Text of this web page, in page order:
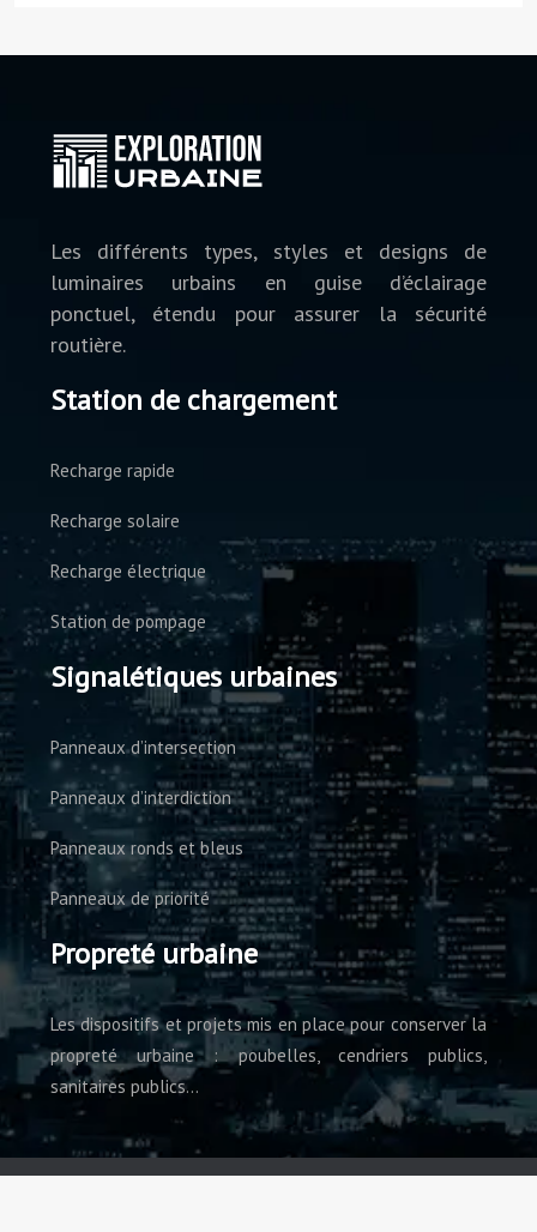
Les différents types, styles et designs de
luminaires urbains en guise d’éclairage
ponctuel, étendu pour assurer la sécurité
routière.
Station de chargement
Recharge rapide
Recharge solaire
Recharge électrique
Station de pompage
Signalétiques urbaines
Panneaux d’intersection
Panneaux d’interdiction
Panneaux ronds et bleus
Panneaux de priorité
Propreté urbaine
Les dispositifs et projets mis en place pour conserver la
propreté urbaine : poubelles, cendriers publics,
sanitaires publics…